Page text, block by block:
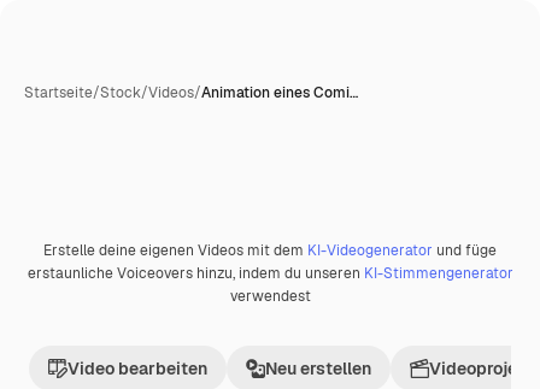
Startseite/Stock/Videos/Animation eines Comi…
PremiumKI-generiert
Erstelle deine eigenen Videos mit dem KI-Videogenerator und füge
erstaunliche Voiceovers hinzu, indem du unseren KI-Stimmengenerator
verwendest
Video bearbeiten Neu erstellen Videoprojekt